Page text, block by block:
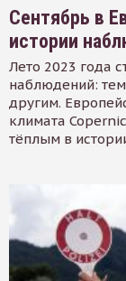
Сентябрь в
истории
Лето 2023 года
наблюдений:
другим.
климата
тёплым в